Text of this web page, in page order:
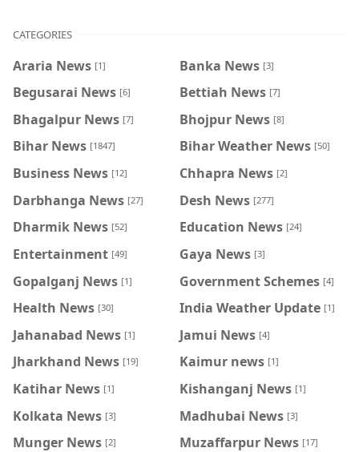
CATEGORIES
Araria News [1] Banka News [3]
Begusarai News [6] Bettiah News [7]
Bhagalpur News [7] Bhojpur News [8]
Bihar News [1847] Bihar Weather News [50]
Business News [12] Chhapra News [2]
Darbhanga News [27] Desh News [277]
Dharmik News [52] Education News [24]
Entertainment [49] Gaya News [3]
Gopalganj News [1] Government Schemes [4]
Health News [30] India Weather Update [1]
Jahanabad News [1] Jamui News [4]
Jharkhand News [19] Kaimur news [1]
Katihar News [1] Kishanganj News [1]
Kolkata News [3] Madhubai News [3]
Munger News [2] Muzaffarpur News [17]